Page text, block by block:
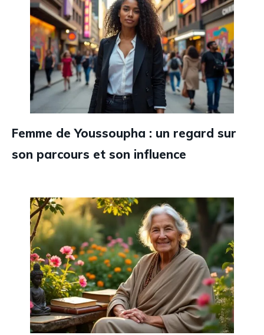
Femme de Youssoupha : un regard sur
son parcours et son influence